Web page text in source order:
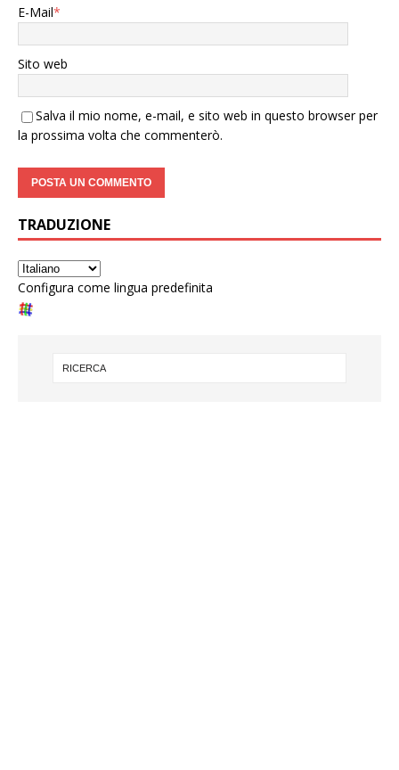
E-Mail*
Sito web
Salva il mio nome, e-mail, e sito web in questo browser per
la prossima volta che commenterò.
TRADUZIONE
Configura come lingua predefinita